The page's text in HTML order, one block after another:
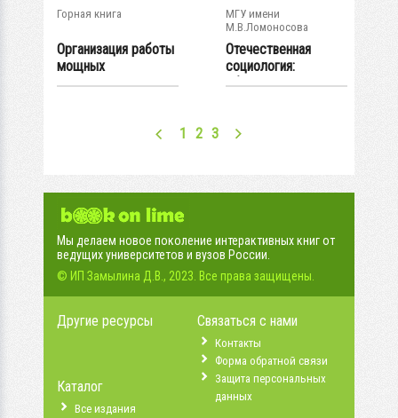
Горная книга
Организация работы
мощных
экскаваторно-...
МГУ имени
М.В.Ломоносова
Отечественная
социология:
обретение
1
2 3
Мы делаем новое поколение интерактивных книг от
ведущих университетов и вузов России.
© ИП Замылина Д.В., 2023. Все права защищены.
Другие ресурсы
Каталог
Все издания
Связаться с нами
Контакты
Форма обратной связи
Защита персональных
данных